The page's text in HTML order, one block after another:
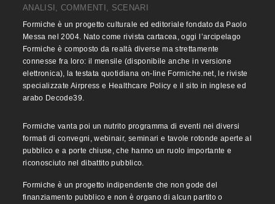
ANALISI, COMMENTI, SCENARI
Formiche è un progetto culturale ed editoriale fondato da Paolo
Messa nel 2004. Nato come rivista cartacea, oggi l’arcipelago
Formiche è composto da realtà diverse ma strettamente
connesse fra loro: il mensile (disponibile anche in versione
elettronica), la testata quotidiana on-line Formiche.net, le riviste
specializzate Airpress e Healthcare Policy e il sito in inglese ed
arabo Decode39.
Formiche vanta poi un nutrito programma di eventi nei diversi
formati di convegni, webinair, seminari e tavole rotonde aperte al
pubblico e a porte chiuse, che hanno un ruolo importante e
riconosciuto nel dibattito pubblico.
Formiche è un progetto indipendente che non gode del
finanziamento pubblico e non è organo di alcun partito o